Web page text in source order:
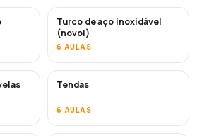
Turco de aço inoxidável
(novo!)
6 AULAS
Tendas
6 AULAS